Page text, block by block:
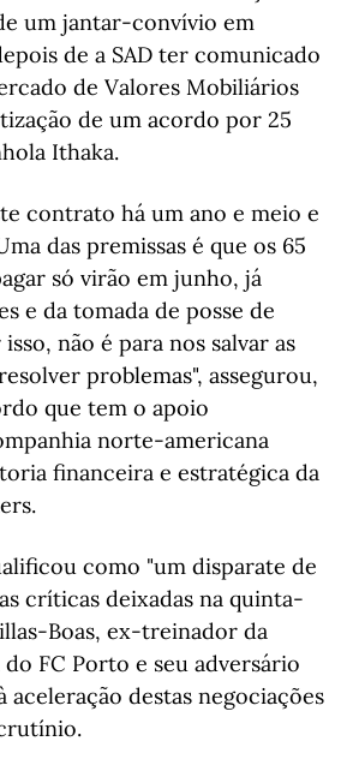
um jantar-convívio em
de a SAD ter comunicado
de Valores Mobiliários
de um acordo por 25
Ithaka.
contrato há um ano e meio e
das premissas é que os 65
só virão em junho, já
e da tomada de posse de
não é para nos salvar as
problemas", assegurou,
que tem o apoio
norte-americana
financeira e estratégica da
como "um disparate de
críticas deixadas na quinta-
Boas, ex-treinador da
FC Porto e seu adversário
destas negociações